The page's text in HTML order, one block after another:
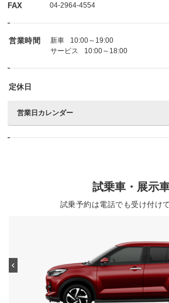
FAX 04-2964-4554
営業時間 新車
10:00～19:00
サービス
10:00～18:00
定休日
営業日カレンダー
試乗車・展示
試乗予約は電話でも受け付け